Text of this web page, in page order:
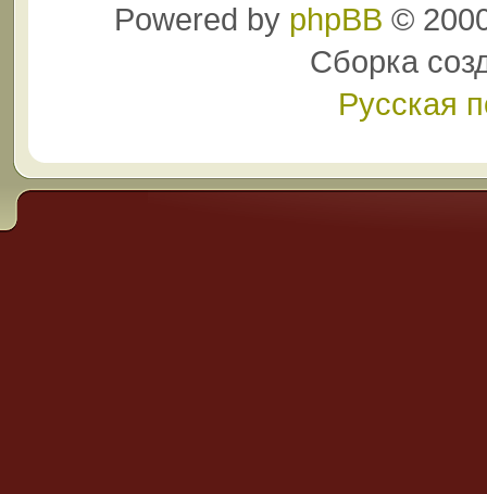
Powered by phpBB ©
Сборка
Русская